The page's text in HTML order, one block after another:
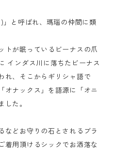
と呼ばれ、瑪瑙の仲間に類
トが眠っているビーナスの爪
インダス川に落ちたビーナス
れ、そこからギリシャ語で
オナックス」を語源に「オニ
た。
などお守りの石とされるブラ
着用頂けるシックでお洒落な